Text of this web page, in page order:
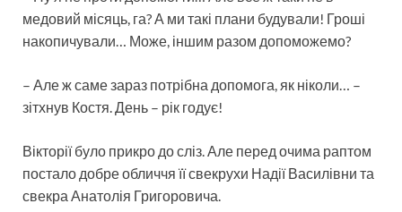
медовий місяць, га? А ми такі плани будували! Гроші
накопичували… Може, іншим разом допоможемо?
– Але ж саме зараз потрібна допомога, як ніколи… –
зітхнув Костя. День – рік годує!
Вікторії було прикро до сліз. Але перед очима раптом
постало добре обличчя її свекрухи Надії Василівни та
свекра Анатолія Григоровича.